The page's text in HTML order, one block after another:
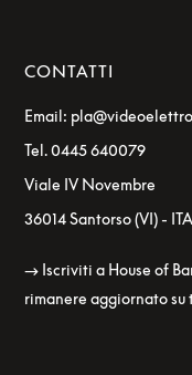
CONTATTI
Email:
Tel. 0445 640079
Viale IV Novembre
36014 Santorso (VI) -
→ Iscriviti a House of
rimanere aggiornato